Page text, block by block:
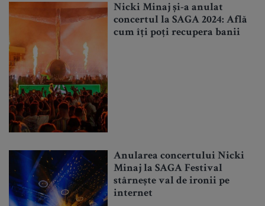
Nicki Minaj și-a anulat
concertul la SAGA 2024: Află
cum îți poți recupera banii
Anularea concertului Nicki
Minaj la SAGA Festival
stârnește val de ironii pe
internet